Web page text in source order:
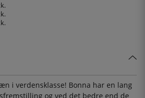
i verdensklasse! Bonna har en lang
og ved det bedre end de